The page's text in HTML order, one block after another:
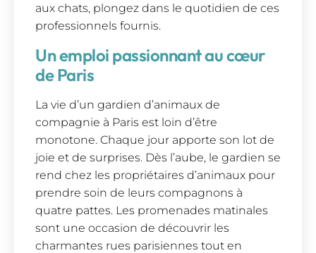
aux chats, plongez dans le quotidien de ces
professionnels fournis.
Un emploi passionnant au cœur
de Paris
La vie d’un gardien d’animaux de
compagnie à Paris est loin d’être
monotone. Chaque jour apporte son lot de
joie et de surprises. Dès l’aube, le gardien se
rend chez les propriétaires d’animaux pour
prendre soin de leurs compagnons à
quatre pattes. Les promenades matinales
sont une occasion de découvrir les
charmantes rues parisiennes tout en